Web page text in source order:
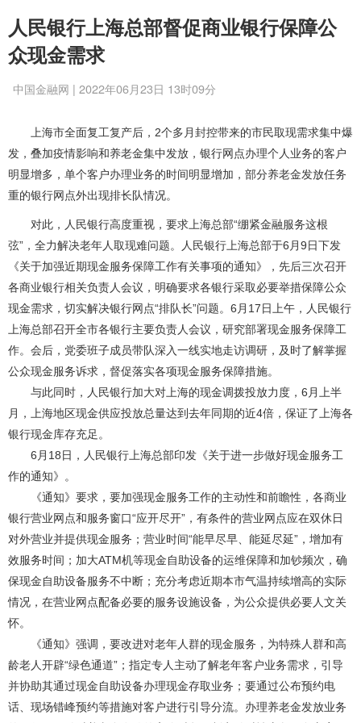
人民银行上海总部督促商业银行保障公
众现金需求
中国金融网 | 2022年06月23日 13时09分
上海市全面复工复产后，2个多月封控带来的市民取现需求集中爆
发，叠加疫情影响和养老金集中发放，银行网点办理个人业务的客户
明显增多，单个客户办理业务的时间明显增加，部分养老金发放任务
重的银行网点外出现排长队情况。
对此，人民银行高度重视，要求上海总部“绷紧金融服务这根
弦”，全力解决老年人取现难问题。人民银行上海总部于6月9日下发
《关于加强近期现金服务保障工作有关事项的通知》，先后三次召开
各商业银行相关负责人会议，明确要求各银行采取必要举措保障公众
现金需求，切实解决银行网点“排队长”问题。6月17日上午，人民银行
上海总部召开全市各银行主要负责人会议，研究部署现金服务保障工
作。会后，党委班子成员带队深入一线实地走访调研，及时了解掌握
公众现金服务诉求，督促落实各项现金服务保障措施。
与此同时，人民银行加大对上海的现金调拨投放力度，6月上半
月，上海地区现金供应投放总量达到去年同期的近4倍，保证了上海各
银行现金库存充足。
6月18日，人民银行上海总部印发《关于进一步做好现金服务工
作的通知》。
《通知》要求，要加强现金服务工作的主动性和前瞻性，各商业
银行营业网点和服务窗口“应开尽开”，有条件的营业网点应在双休日
对外营业并提供现金服务；营业时间“能早尽早、能延尽延”，增加有
效服务时间；加大ATM机等现金自助设备的运维保障和加钞频次，确
保现金自助设备服务不中断；充分考虑近期本市气温持续增高的实际
情况，在营业网点配备必要的服务设施设备，为公众提供必要人文关
怀。
《通知》强调，要改进对老年人群的现金服务，为特殊人群和高
龄老人开辟“绿色通道”；指定专人主动了解老年客户业务需求，引导
并协助其通过现金自助设备办理现金存取业务；要通过公布预约电
话、现场错峰预约等措施对客户进行引导分流。办理养老金发放业务